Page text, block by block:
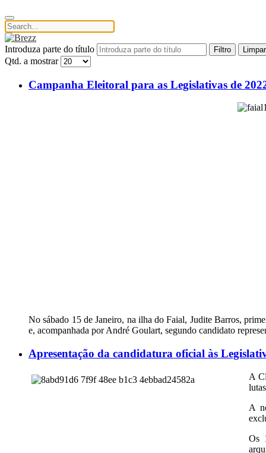
Introduza parte do título Filtro Limpar
Qtd. a mostrar
Campanha Eleitoral para as Legislativas de
No sábado 15 de Janeiro, na ilha do Faial, Judite Barros,
e, acompanhada por André Goulart, segundo candidato
Apresentação da candidatura oficial às
A
A
Os